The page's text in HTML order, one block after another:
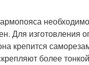
Для изготовления
крепится
более